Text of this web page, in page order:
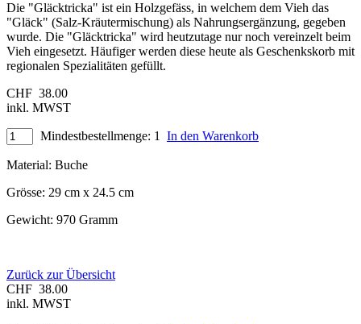
Die "Gläcktricka" ist ein Holzgefäss, in welchem dem Vieh das
"Gläck" (Salz-Kräutermischung) als Nahrungsergänzung, gegeben
wurde. Die "Gläcktricka" wird heutzutage nur noch vereinzelt beim
Vieh eingesetzt. Häufiger werden diese heute als Geschenkskorb mit
regionalen Spezialitäten gefüllt.
CHF 38.00
inkl. MWST
Mindestbestellmenge: 1 In den Warenkorb
Material: Buche
Grösse: 29 cm x 24.5 cm
Gewicht: 970 Gramm
Zurück zur Übersicht
CHF 38.00
inkl. MWST